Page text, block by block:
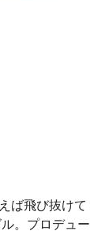
ば飛び抜けて
。プロデュー